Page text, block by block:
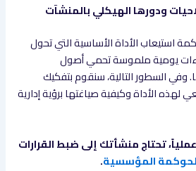
ودورها الهيكلي بالمنشآت
استيعاب الأداة الأساسية التي تحول
يومية ملموسة تحمي أصول
السطور التالية، سنقوم بتفكيك
لهذه الأداة وكيفية صياغتها برؤية إدارية
تحتاج منشأتك إلى ضبط القرارات
المؤسسية.